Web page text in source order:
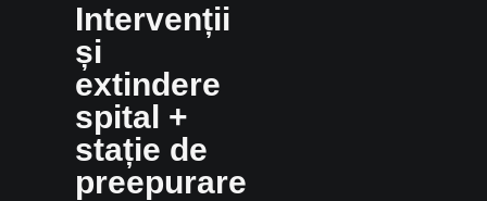
Intervenții
și
extindere
spital +
stație de
preepurare